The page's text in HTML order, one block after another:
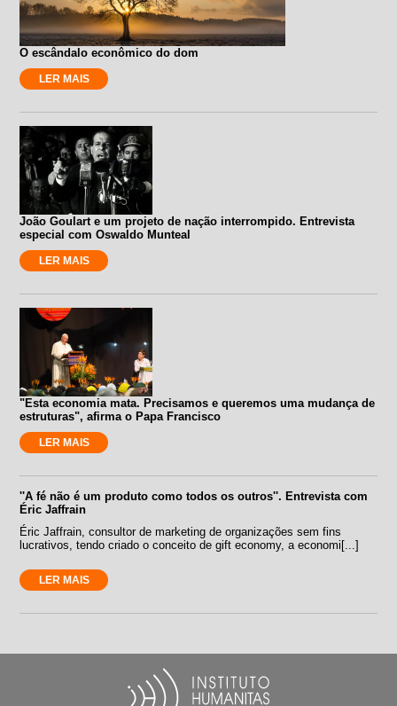
O escândalo econômico do dom
LER MAIS
João Goulart e um projeto de nação interrompido. Entrevista
especial com Oswaldo Munteal
LER MAIS
"Esta economia mata. Precisamos e queremos uma mudança de
estruturas", afirma o Papa Francisco
LER MAIS
''A fé não é um produto como todos os outros''. Entrevista com
Éric Jaffrain
Éric Jaffrain, consultor de marketing de organizações sem fins
lucrativos, tendo criado o conceito de gift economy, a economi[...]
LER MAIS